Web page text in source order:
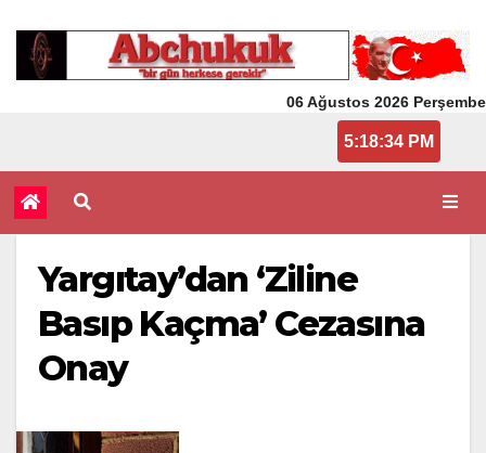
06 Ağustos 2026 Perşembe
5:18:34 PM
Yargıtay’dan ‘Ziline
Basıp Kaçma’ Cezasına
Onay